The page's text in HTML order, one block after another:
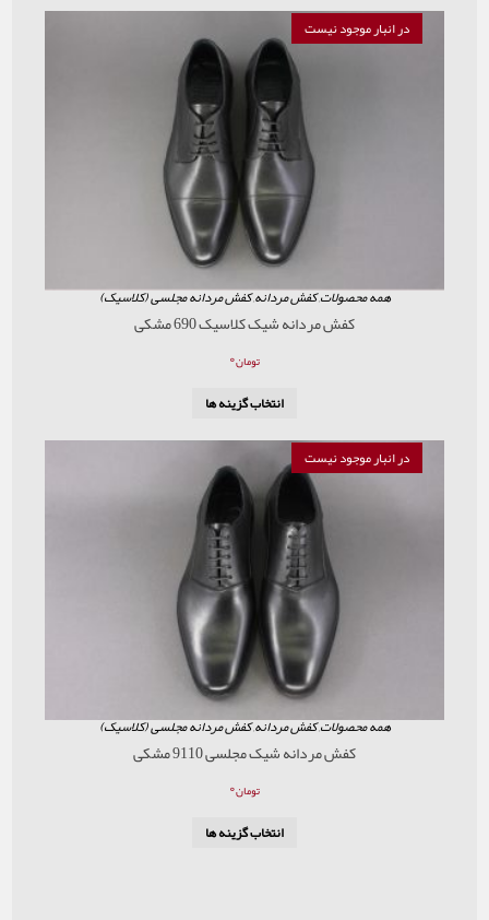
در انبار موجود نیست
همه محصولات,کفش مردانه,کفش مردانه مجلسی (کلاسیک)
کفش مردانه شیک کلاسیک 690 مشکی
تومان۰
انتخاب گزینه ها
در انبار موجود نیست
همه محصولات,کفش مردانه,کفش مردانه مجلسی (کلاسیک)
کفش مردانه شیک مجلسی 9110 مشکی
تومان۰
انتخاب گزینه ها